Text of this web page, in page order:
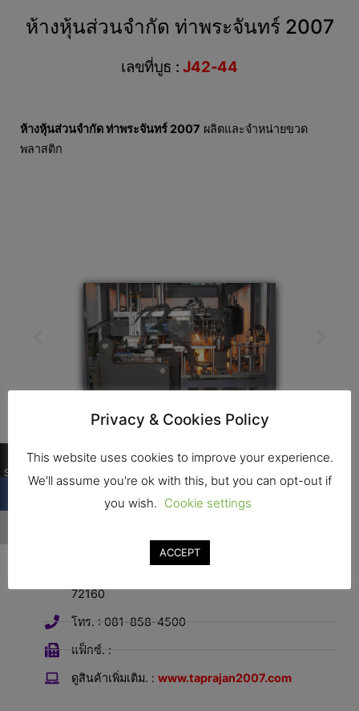
ห้างหุ้นส่วนจำกัด ท่าพระจันทร์ 2007
เลขที่บูธ : J42-44
ห้างหุ้นส่วนจำกัด ท่าพระจันทร์ 2007 ผลิตและจำหน่ายขวด
พลาสติก
72160
โทร. : 081-858-4500
แฟ็กซ์. :
ดูสินค้าเพิ่มเติม. :www.taprajan2007.com
Privacy & Cookies Policy
This website uses cookies to improve your experience.
We'll assume you're ok with this, but you can opt-out if
you wish. Cookie settings
ACCEPT
Shares